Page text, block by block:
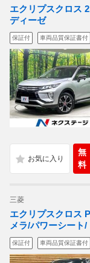
エクリプスクロス
ディーゼ
保証付 車両品質保証書付
無
料
三菱
エクリプスクロス
メラ/パワーシート/
保証付 車両品質保証書付